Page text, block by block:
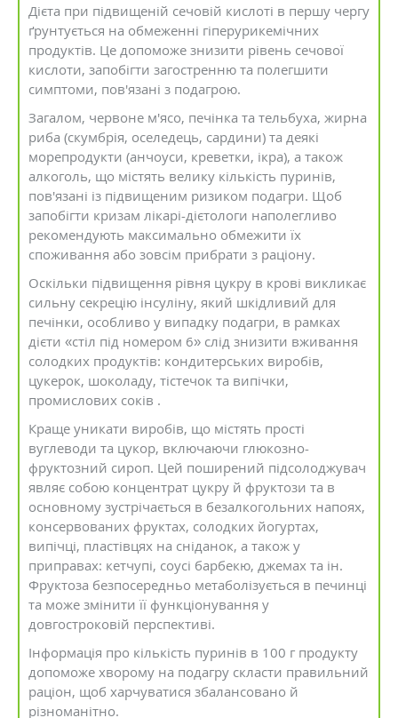
Дієта при підвищеній сечовій кислоті в першу чергу
ґрунтується на обмеженні гіперурикемічних
продуктів. Це допоможе знизити рівень сечової
кислоти, запобігти загостренню та полегшити
симптоми, пов'язані з подагрою.
Загалом, червоне м'ясо, печінка та тельбуха, жирна
риба (скумбрія, оселедець, сардини) та деякі
морепродукти (анчоуси, креветки, ікра), а також
алкоголь, що містять велику кількість пуринів,
пов'язані із підвищеним ризиком подагри. Щоб
запобігти кризам лікарі-дієтологи наполегливо
рекомендують максимально обмежити їх
споживання або зовсім прибрати з раціону.
Оскільки підвищення рівня цукру в крові викликає
сильну секрецію інсуліну, який шкідливий для
печінки, особливо у випадку подагри, в рамках
дієти «стіл під номером 6» слід знизити вживання
солодких продуктів: кондитерських виробів,
цукерок, шоколаду, тістечок та випічки,
промислових соків .
Краще уникати виробів, що містять прості
вуглеводи та цукор, включаючи глюкозно-
фруктозний сироп. Цей поширений підсолоджувач
являє собою концентрат цукру й фруктози та в
основному зустрічається в безалкогольних напоях,
консервованих фруктах, солодких йогуртах,
випічці, пластівцях на сніданок, а також у
приправах: кетчупі, соусі барбекю, джемах та ін.
Фруктоза безпосередньо метаболізується в печинці
та може змінити її функціонування у
довгостроковій перспективі.
Інформація про кількість пуринів в 100 г продукту
допоможе хворому на подагру скласти правильний
раціон, щоб харчуватися збалансовано й
різноманітно.